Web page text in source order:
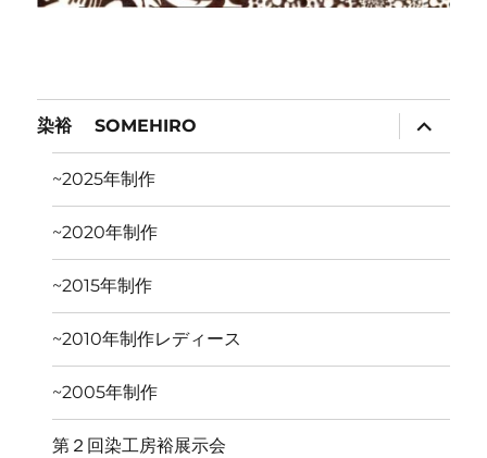
染裕 SOMEHIRO
ブ
メ
ー
開
~2025年制作
~2020年制作
~2015年制作
~2010年制作レディース
~2005年制作
第２回染工房裕展示会